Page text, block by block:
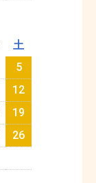
土
5
12
19
26